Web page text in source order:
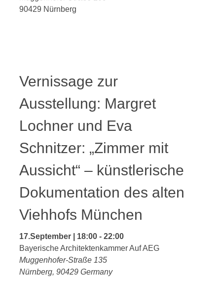
90429 Nürnberg
Vernissage zur
Ausstellung: Margret
Lochner und Eva
Schnitzer: „Zimmer mit
Aussicht“ – künstlerische
Dokumentation des alten
Viehhofs München
17.September | 18:00- 22:00
Bayerische Architektenkammer Auf AEG
Muggenhofer-Straße 135
Nürnberg, 90429 Germany